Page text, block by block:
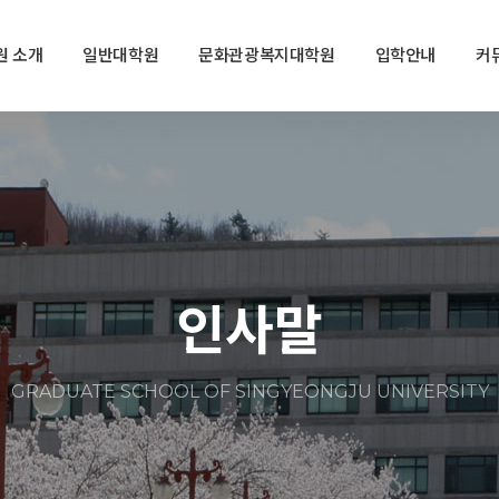
소개 일반대학원 문화관광복지대학원 입학안내 커
인사말
GRADUATE SCHOOL OF SINGYEONGJU UNIVERSITY